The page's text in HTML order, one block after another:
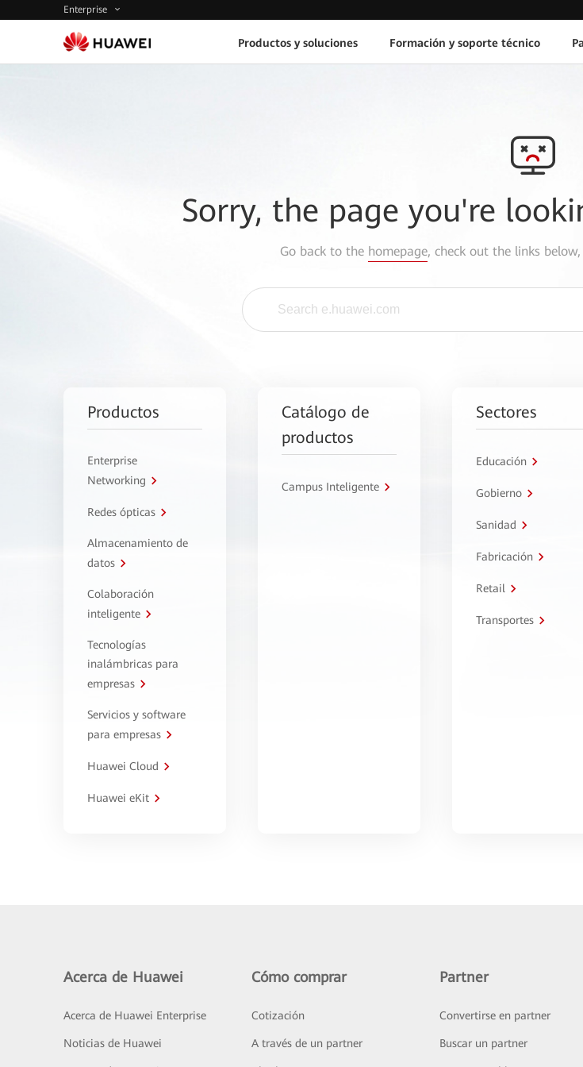
Enterprise
Productos y soluciones Formación y soporte técnico
Sorry, the page you're
Go back to the homepage, check out the links
Productos
Enterprise
Networking
Redes ópticas
Almacenamiento de
datos
Colaboración
inteligente
Tecnologías
inalámbricas para
empresas
Servicios y software
para empresas
Huawei Cloud
Huawei eKit
Catálogo de
productos
Campus Inteligente
Sectores
Educación
Gobierno
Sanidad
Fabricación
Retail
Transportes
Acerca de Huawei
Acerca de Huawei Enterprise
Noticias de Huawei
Cómo comprar
Cotización
A través de un partner
Partner
Convertirse en partner
Buscar un partner